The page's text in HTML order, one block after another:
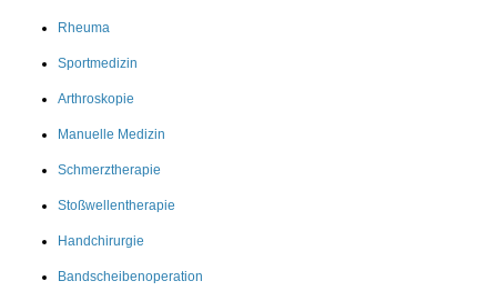
Rheuma
Sportmedizin
Arthroskopie
Manuelle Medizin
Schmerztherapie
Stoßwellentherapie
Handchirurgie
Bandscheibenoperation